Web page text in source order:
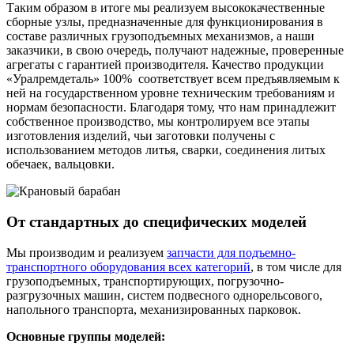
Таким образом в итоге мы реализуем высококачественные
сборные узлы, предназначенные для функционирования в
составе различных грузоподъемных механизмов, а наши
заказчики, в свою очередь, получают надежные, проверенные
агрегаты с гарантией производителя. Качество продукции
«Уралремдеталь» 100% соответствует всем предъявляемым к
ней на государственном уровне техническим требованиям и
нормам безопасности. Благодаря тому, что нам принадлежит
собственное производство, мы контролируем все этапы
изготовления изделий, чьи заготовки получены с
использованием методов литья, сварки, соединения литых
обечаек, вальцовки.
От стандартных до специфических моделей
Мы производим и реализуем запчасти для подъемно-
транспортного оборудования всех категорий, в том числе для
грузоподъемных, транспортирующих, погрузочно-
разгрузочных машин, систем подвесного однорельсового,
напольного транспорта, механизированных парковок.
Основные группы моделей: